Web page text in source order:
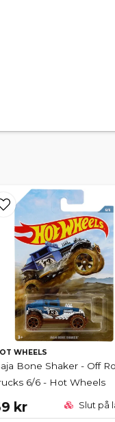
WHEELS
Bone Shaker - Off
6/6 - Hot Wheels
kr Slut på